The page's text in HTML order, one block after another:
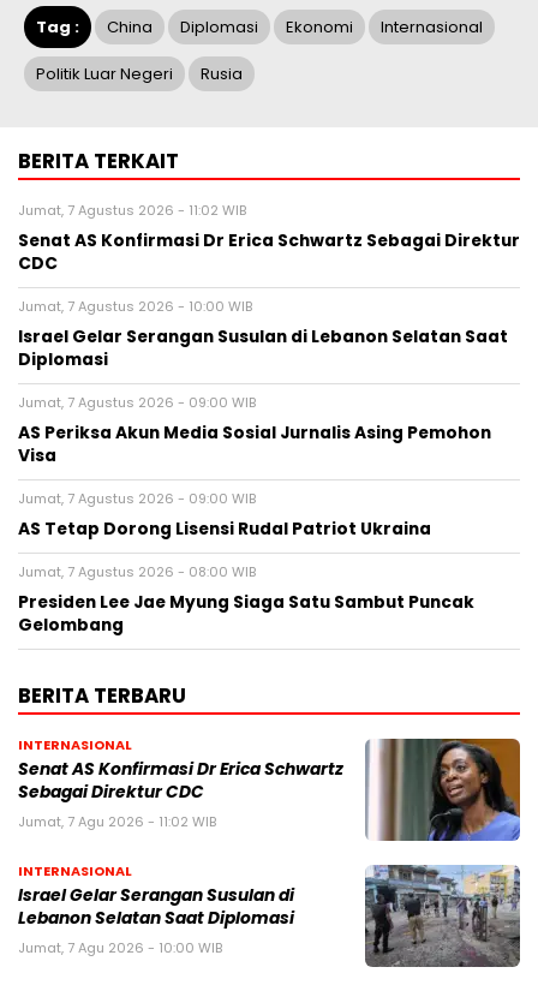
Tag : China Diplomasi Ekonomi Internasional
Politik Luar Negeri Rusia
BERITA TERKAIT
Jumat, 7 Agustus 2026 - 11:02 WIB
Senat AS Konfirmasi Dr Erica Schwartz Sebagai Direktur
CDC
Jumat, 7 Agustus 2026 - 10:00 WIB
Israel Gelar Serangan Susulan di Lebanon Selatan Saat
Diplomasi
Jumat, 7 Agustus 2026 - 09:00 WIB
AS Periksa Akun Media Sosial Jurnalis Asing Pemohon
Visa
Jumat, 7 Agustus 2026 - 09:00 WIB
AS Tetap Dorong Lisensi Rudal Patriot Ukraina
Jumat, 7 Agustus 2026 - 08:00 WIB
Presiden Lee Jae Myung Siaga Satu Sambut Puncak
Gelombang
BERITA TERBARU
INTERNASIONAL
Senat AS Konfirmasi Dr Erica Schwartz
Sebagai Direktur CDC
Jumat, 7 Agu 2026 - 11:02 WIB
INTERNASIONAL
Israel Gelar Serangan Susulan di
Lebanon Selatan Saat Diplomasi
Jumat, 7 Agu 2026 - 10:00 WIB